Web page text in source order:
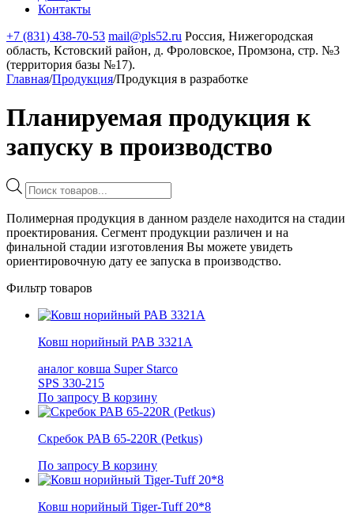
Контакты
+7 (831) 438-70-53 mail@pls52.ru Россия, Нижегородская
область, Кстовский район, д. Фроловское, Промзона, стр. №3
(территория базы №17).
Главная/Продукция/Продукция в разработке
Планируемая продукция к
запуску в производство
Поиск
товаров
Полимерная продукция в данном разделе находится на стадии
проектирования. Сегмент продукции различен и на
финальной стадии изготовления Вы можете увидеть
ориентировочную дату ее запуска в производство.
Фильтр товаров
Ковш норийный РАВ 3321А
аналог ковша Super Starco
SPS 330-215
По запросу В корзину
Скребок РАВ 65-220R (Petkus)
По запросу В корзину
Ковш норийный Tiger-Tuff 20*8